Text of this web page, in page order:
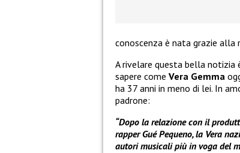
conoscenza è nata grazie alla
A rivelare questa bella notizia
sapere come Vera Gemma
ha 37 anni in meno di lei. In
padrone:
“Dopo la relazione con il
rapper Gué Pequeno, la Vera
autori musicali più in voga del